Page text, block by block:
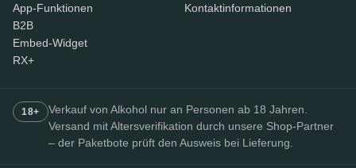
App-Funktionen
B2B
Embed-Widget
RX+
Kontaktinformationen
18+
Verkauf von Alkohol nur an Personen ab 18 Jahren.
Versand mit Altersverifikation durch unsere Shop-Partner
– der Paketbote prüft den Ausweis bei Lieferung.